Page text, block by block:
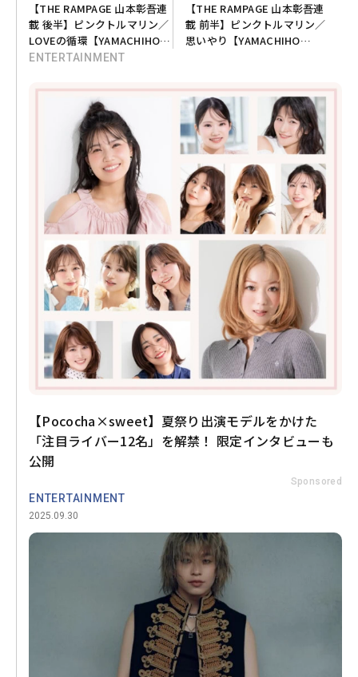
【THE RAMPAGE 山本彰吾連
載 後半】ピンクトルマリン／
LOVEの循環【YAMACHIHO
STONEHENGE💎 vol.10】
【THE RAMPAGE 山本彰吾連
載 前半】ピンクトルマリン／
思いやり【YAMACHIHO
ENTERTAINMENT
【Pococha×sweet】夏祭り出演モデルをかけた
「注目ライバー12名」を解禁！ 限定インタビューも
公開
Sponsored
ENTERTAINMENT
2025.09.30